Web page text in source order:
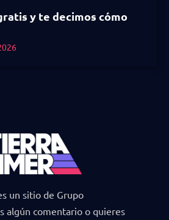
y te decimos cómo
un sitio de Grupo
algún comentario o quieres